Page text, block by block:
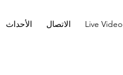
الأحداث الاتصال Live Video